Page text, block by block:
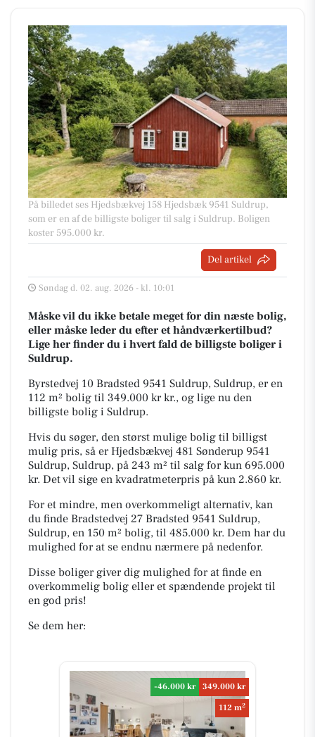
På billedet ses Hjedsbækvej 158 Hjedsbæk 9541 Suldrup,
som er en af de billigste boliger til salg i Suldrup. Boligen
koster 595.000 kr.
Del artikel
Søndag d. 02. aug. 2026 - kl. 10:01
Måske vil du ikke betale meget for din næste bolig,
eller måske leder du efter et håndværkertilbud?
Lige her finder du i hvert fald de billigste boliger i
Suldrup.
Byrstedvej 10 Bradsted 9541 Suldrup, Suldrup, er en
112 m² bolig til 349.000 kr kr., og lige nu den
billigste bolig i Suldrup.
Hvis du søger, den størst mulige bolig til billigst
mulig pris, så er Hjedsbækvej 481 Sønderup 9541
Suldrup, Suldrup, på 243 m² til salg for kun 695.000
kr. Det vil sige en kvadratmeterpris på kun 2.860 kr.
For et mindre, men overkommeligt alternativ, kan
du finde Bradstedvej 27 Bradsted 9541 Suldrup,
Suldrup, en 150 m² bolig, til 485.000 kr. Dem har du
mulighed for at se endnu nærmere på nedenfor.
Disse boliger giver dig mulighed for at finde en
overkommelig bolig eller et spændende projekt til
en god pris!
Se dem her:
-46.000 kr
349.000 kr
112 m2